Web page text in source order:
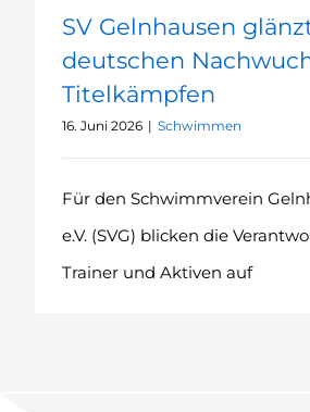
SV Gelnhausen
deutschen
Titelkämpfen
16. Juni 2026 | Schwimmen
Für den Schwimmverein
e.V. (SVG) blicken die
Trainer und Aktiven auf